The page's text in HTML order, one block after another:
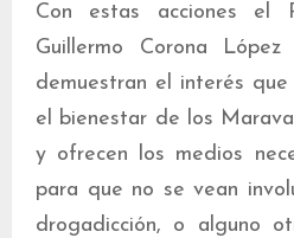
Con estas acciones el
Guillermo Corona
demuestran el interés
el bienestar de los
y ofrecen los medios
para que no se vean
drogadicción, o alguno